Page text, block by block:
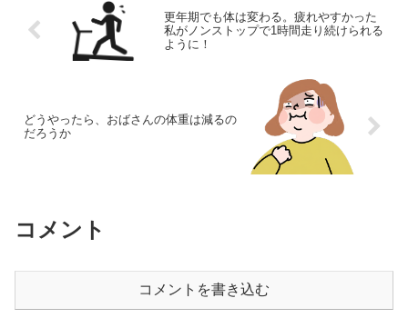
更年期でも体は変わる。疲れやすかった
私がノンストップで1時間走り続けられる
ように！
どうやったら、おばさんの体重は減るの
だろうか
コメント
コメントを書き込む